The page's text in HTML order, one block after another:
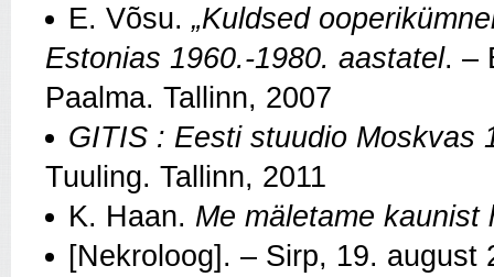
E. Võsu. „Kuldsed
Estonias 1960.-1980. aastatel. –
Paalma. Tallinn, 2007
GITIS : Eesti stuudio Moskvas
Tuuling. Tallinn, 2011
K. Haan. Me mäletame
[Nekroloog]. – Sirp, 19. august